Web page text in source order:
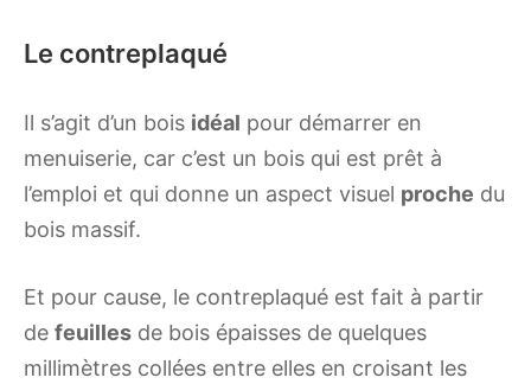
Le contreplaqué
Il s’agit d’un bois idéal pour démarrer en
menuiserie, car c’est un bois qui est prêt à
l’emploi et qui donne un aspect visuel proche du
bois massif.
Et pour cause, le contreplaqué est fait à partir
de feuilles de bois épaisses de quelques
millimètres collées entre elles en croisant les